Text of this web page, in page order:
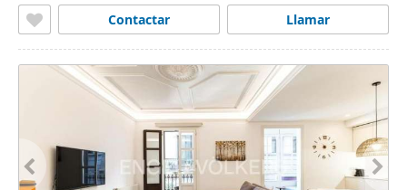
Llamar
Contactar